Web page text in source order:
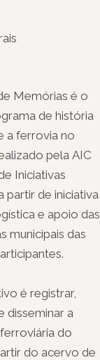
Memórias é o
de história
a ferrovia no
pela AIC
Iniciativas
partir de iniciativa
e apoio das
municipais das
é registrar,
disseminar a
do
do acervo de